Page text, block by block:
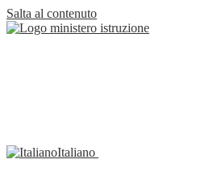
Salta al contenuto
Italiano